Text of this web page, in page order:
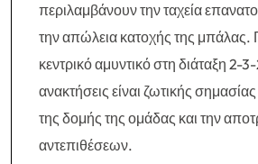
περιλαμβάνουν την ταχεία
την απώλεια κατοχής της μπάλας.
κεντρικό αμυντικό στη διάταξη 2-
ανακτήσεις είναι ζωτικής
της δομής της ομάδας και την
αντεπιθέσεων.